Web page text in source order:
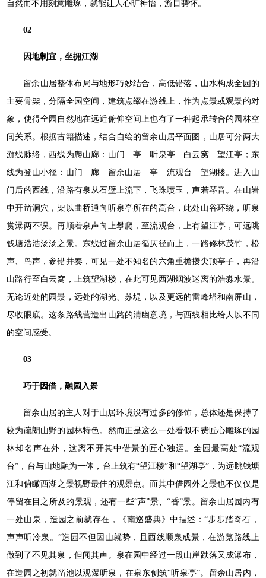
自然而不用刻意雕琢，就能让人心旷神怡，游目骋怀。
02
因地制宜，坐拥江湖
留余山居整体布局与地形巧妙结合，高低错落，山水构成全园的
主要骨架，分隔全园空间，建筑点缀在游线上，作为点景或观景的对
象，使得全园自然地在远近俯仰空间上也有了一种起承转合的园林空
间关系。根据古籍描述，结合自绘的留余山居平面图，山居可分两大
游线脉络，西线为爬山廊：山门—亭—听泉亭—白云窝—望江亭；东
线为登山小径：山门—廊—留余山居—亭—流观台—望湖楼。进入山
门后的西线，沿路有泉从石壁上流下，飞珠喷玉，声若琴音。在山岩
中开凿洞穴，架以曲桥通向听泉亭所在的高台，此处山谷环绕，听泉
赏瀑两不误。再顺着泉声向上攀爬，至流观台，上有望江亭，可远眺
钱塘浩浩汤汤之景。东线过留余山居循仄径而上，一路修林茂竹，松
声、鸟声，参错并奏，可见一处不知名的六角重檐攒尖顶亭子，再沿
山路行至白云窝，上筑望湖楼，在此可见西湖烟波迷离的浩淼水景。
无论近处的园景，远处的湖光、苏堤，以及更远的雷峰塔和南屏山，
尽收眼底。这条路线营造出山路的清幽意境，与西线相比给人以不同
的空间感受。
03
巧于因借，融园入景
留余山居的主人对于山居环境没有过多的修饰，总体还是保持了
较为疏朗山野的园林特色。然而正是这么一处看似不费匠心雕琢的园
林却名声在外，这离不开其中借景的匠心独运。全园最高处“流观
台”，台与山地融为一体，台上筑有“望江楼”和“望湖亭”，为远眺钱塘
江和俯瞰西湖之景视野最佳的观景点。而其中借园外之景也不仅仅是
停留在目之所及的景观，还有一些“声”景、“香”景。留余山居园内有
一处山泉，造园之前就存在，《南巡盛典》中描述：“步步踏奇石，
声声听冷泉。”造园不但因山就势，且西线顺泉成景，在游览路线上
做到了不见其泉，但闻其声。泉在园中经过一段山崖跌落又成瀑布，
在造园之初就凿池以观瀑听泉，在泉东侧筑“听泉亭”。留余山居内，